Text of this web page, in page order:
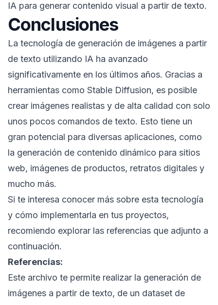
IA para generar contenido visual a partir de texto.
Conclusiones
La tecnología de generación de imágenes a partir
de texto utilizando IA ha avanzado
significativamente en los últimos años. Gracias a
herramientas como Stable Diffusion, es posible
crear imágenes realistas y de alta calidad con solo
unos pocos comandos de texto. Esto tiene un
gran potencial para diversas aplicaciones, como
la generación de contenido dinámico para sitios
web, imágenes de productos, retratos digitales y
mucho más.
Si te interesa conocer más sobre esta tecnología
y cómo implementarla en tus proyectos,
recomiendo explorar las referencias que adjunto a
continuación.
Referencias:
Este archivo te permite realizar la generación de
imágenes a partir de texto, de un dataset de